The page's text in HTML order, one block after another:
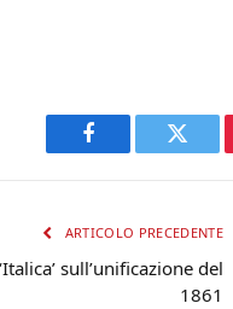
Facebook
ARTICOLO PRECEDENTE
sull’unificazione del
1861